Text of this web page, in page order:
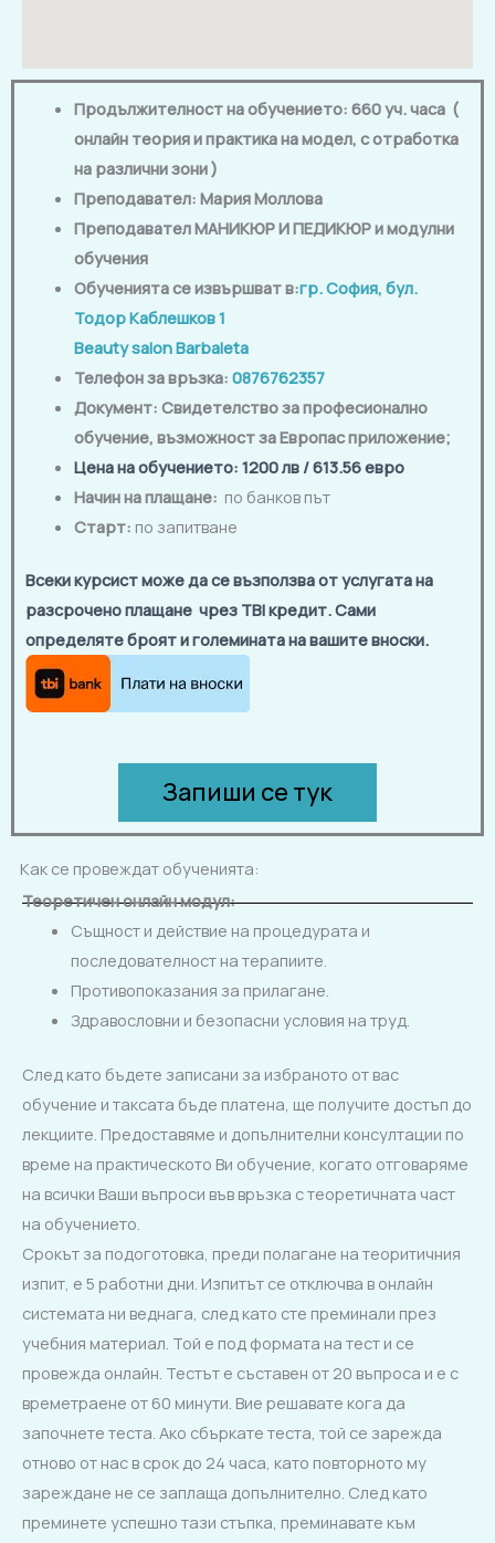
Продължителност на обучението: 660 уч. часа (
онлайн теория и практика на модел, с отработка
на различни зони )
Преподавател: Мария Моллова
Преподавател МАНИКЮР И ПЕДИКЮР и модулни
обучения
Обученията се извършват в:гр. София, бул.
Тодор Каблешков 1
Beauty salon Barbaleta
Телефон за връзка: 0876762357
Документ: Свидетелство за професионално
обучение, възможност за Европас приложение;
Цена на обучението: 1200 лв / 613.56 евро
Начин на плащане: по банков път
Старт: по запитване
Всеки курсист може да се възползва от услугата на
разсрочено плащане чрез TBI кредит. Сами
определяте броят и големината на вашите вноски.
Запиши се тук
Как се провеждат обученията:
Теоретичен онлайн модул:
Същност и действие на процедурата и
последователност на терапиите.
Противопоказания за прилагане.
Здравословни и безопасни условия на труд.
След като бъдете записани за избраното от вас
обучение и таксата бъде платена, ще получите достъп до
лекциите. Предоставяме и допълнителни консултации по
време на практическото Ви обучение, когато отговаряме
на всички Ваши въпроси във връзка с теоретичната част
на обучението.
Срокът за подоготовка, преди полагане на теоритичния
изпит, е 5 работни дни. Изпитът се отключва в онлайн
системата ни веднага, след като сте преминали през
учебния материал. Той е под формата на тест и се
провежда онлайн. Тестът е съставен от 20 въпроса и е с
времетраене от 60 минути. Вие решавате кога да
започнете теста. Ако сбъркате теста, той се зарежда
отново от нас в срок до 24 часа, като повторното му
зареждане не се заплаща допълнително. След като
преминете успешно тази стъпка, преминавате към